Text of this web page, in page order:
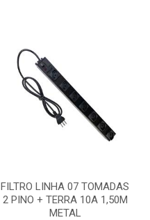
FILTRO LINHA 07 TOMADAS
2 PINO + TERRA 10A 1,50M
METAL